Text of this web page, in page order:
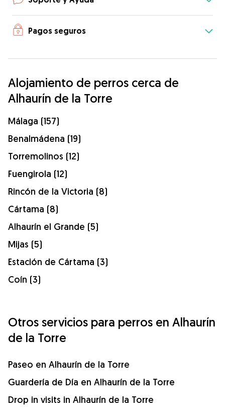
Pagos seguros
Alojamiento de perros cerca de
Alhaurín de la Torre
Málaga (157)
Benalmádena (19)
Torremolinos (12)
Fuengirola (12)
Rincón de la Victoria (8)
Cártama (8)
Alhaurín el Grande (5)
Mijas (5)
Estación de Cártama (3)
Coín (3)
Otros servicios para perros en Alhaurín
de la Torre
Paseo en Alhaurín de la Torre
Guardería de Día en Alhaurín de la Torre
Drop in visits in Alhaurín de la Torre